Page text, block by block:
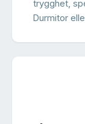
trygghet,
Durmitor